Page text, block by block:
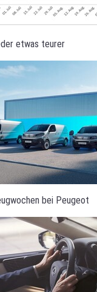
etwas teurer
bei Peugeot